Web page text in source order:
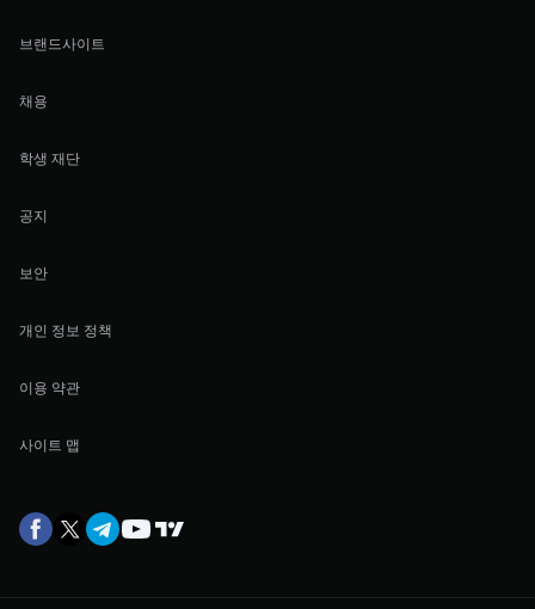
브랜드사이트
채용
학생 재단
공지
보안
개인 정보 정책
이용 약관
사이트 맵